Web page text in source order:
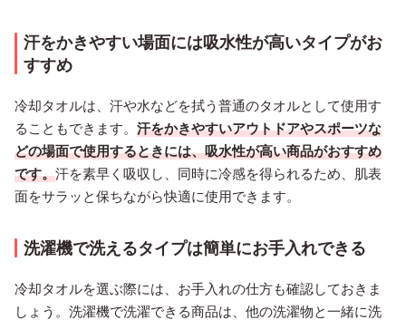
汗をかきやすい場面には吸水性が高いタイプがお
すすめ
冷却タオルは、汗や水などを拭う普通のタオルとして使用す
ることもできます。 汗をかきやすいアウトドアやスポーツな
どの場面で使用するときには、吸水性が高い商品がおすすめ
です。汗を素早く吸収し、同時に冷感を得られるため、肌表
面をサラッと保ちながら快適に使用できます。
洗濯機で洗えるタイプは簡単にお手入れできる
冷却タオルを選ぶ際には、お手入れの仕方も確認しておきま
しょう。洗濯機で洗濯できる商品は、他の洗濯物と一緒に洗